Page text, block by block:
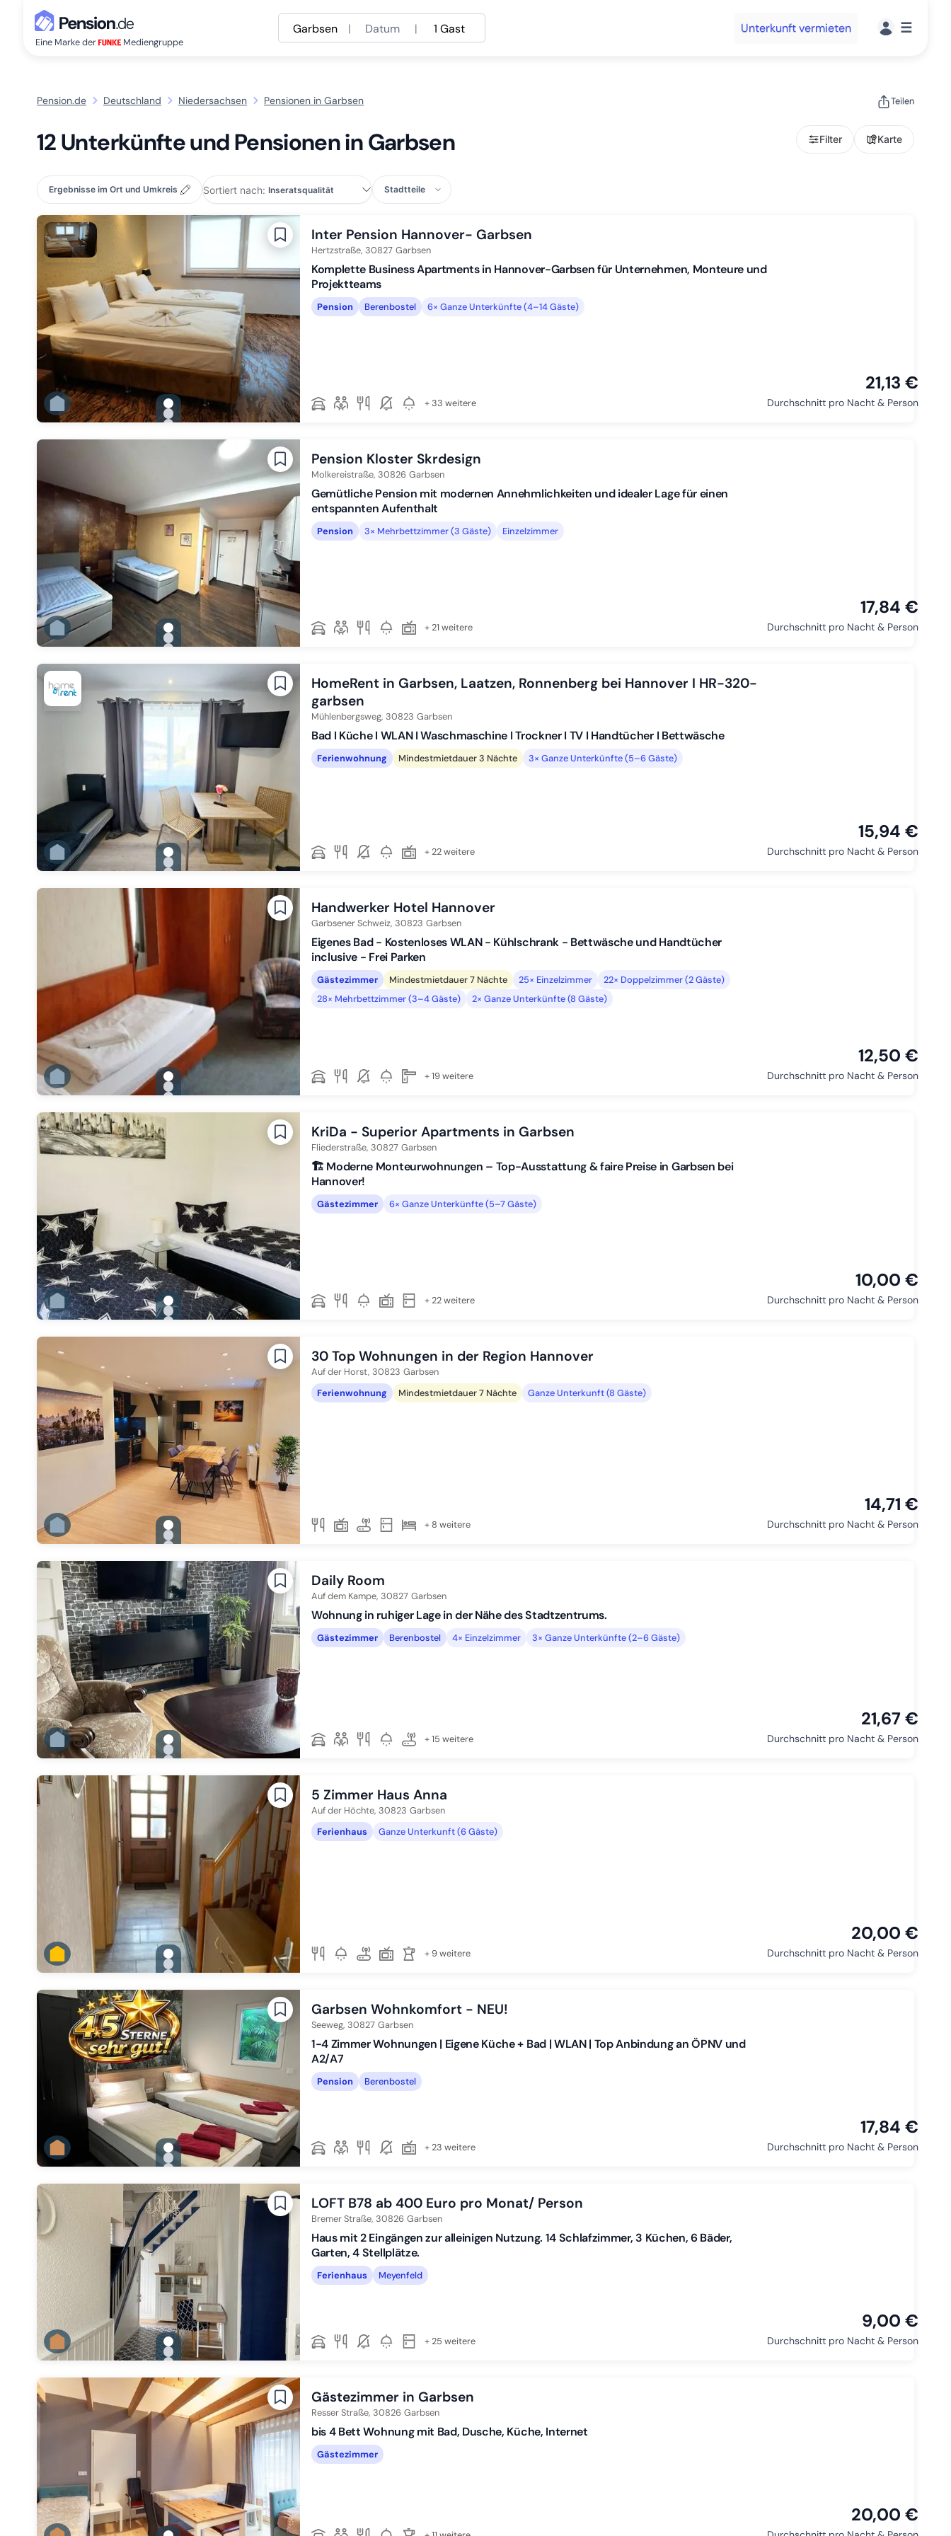
Eine Marke der Mediengruppe
Garbsen | Datum | 1 Gast Unterkunft vermieten ☰
Pension.de Deutschland Niedersachsen Pensionen in Garbsen Teilen
12 Unterkünfte und Pensionen in Garbsen Filter Karte
Ergebnisse im Ort und Umkreis Sortiert nach: Stadtteile
gallery.slide_selector
Zu Slide 1 wechseln
Zu Slide 2 wechseln
Zu Slide 4 wechseln
Zu Slide 5 wechseln
Zu Slide 6 wechseln
Inter Pension Hannover- Garbsen
Hertzstraße, 30827 Garbsen
Komplette Business Apartments in Hannover-Garbsen für Unternehmen, Monteure und
Projektteams
Pension Berenbostel 6× Ganze Unterkünfte (4–14 Gäste)
+ 33 weitere
21,13 €
Durchschnitt pro Nacht & Person
gallery.slide_selector
Zu Slide 1 wechseln
Zu Slide 2 wechseln
Zu Slide 5 wechseln
Zu Slide 6 wechseln
Pension Kloster Skrdesign
Molkereistraße, 30826 Garbsen
Gemütliche Pension mit modernen Annehmlichkeiten und idealer Lage für einen
entspannten Aufenthalt
Pension 3× Mehrbettzimmer (3 Gäste) Einzelzimmer
+ 21 weitere
17,84 €
Durchschnitt pro Nacht & Person
gallery.slide_selector
Zu Slide 1 wechseln
Zu Slide 2 wechseln
HomeRent in Garbsen, Laatzen, Ronnenberg bei Hannover I HR-320-
garbsen
Mühlenbergsweg, 30823 Garbsen
Bad I Küche I WLAN I Waschmaschine I Trockner I TV I Handtücher I Bettwäsche
Ferienwohnung Mindestmietdauer 3 Nächte 3× Ganze Unterkünfte (5–6 Gäste)
+ 22 weitere
15,94 €
Durchschnitt pro Nacht & Person
gallery.slide_selector
Zu Slide 1 wechseln
Zu Slide 2 wechseln
Handwerker Hotel Hannover
Garbsener Schweiz, 30823 Garbsen
Eigenes Bad - Kostenloses WLAN - Kühlschrank - Bettwäsche und Handtücher
inclusive - Frei Parken
Gästezimmer Mindestmietdauer 7 Nächte 25× Einzelzimmer
22× Doppelzimmer (2 Gäste)
28× Mehrbettzimmer (3–4 Gäste)
2× Ganze Unterkünfte (8 Gäste)
+ 19 weitere
12,50 €
Durchschnitt pro Nacht & Person
gallery.slide_selector
Zu Slide 1 wechseln
Zu Slide 2 wechseln
Zu Slide 5 wechseln
KriDa - Superior Apartments in Garbsen
Fliederstraße, 30827 Garbsen
🏗️ Moderne Monteurwohnungen – Top-Ausstattung & faire Preise in Garbsen bei
Hannover!
Gästezimmer 6× Ganze Unterkünfte (5–7 Gäste)
+ 22 weitere
10,00 €
Durchschnitt pro Nacht & Person
gallery.slide_selector
Zu Slide 1 wechseln
Zu Slide 2 wechseln
Zu Slide 4 wechseln
Zu Slide 5 wechseln
Zu Slide 6 wechseln
30 Top Wohnungen in der Region Hannover
Auf der Horst, 30823 Garbsen
Ferienwohnung
Mindestmietdauer 7 Nächte Ganze Unterkunft (8 Gäste)
+ 8 weitere
14,71 €
Durchschnitt pro Nacht & Person
gallery.slide_selector
Zu Slide 1 wechseln
Zu Slide 2 wechseln
Zu Slide 4 wechseln
Zu Slide 5 wechseln
Daily Room
Auf dem Kampe, 30827 Garbsen
Wohnung in ruhiger Lage in der Nähe des Stadtzentrums.
Gästezimmer Berenbostel 4× Einzelzimmer 3× Ganze Unterkünfte (2–6 Gäste)
+ 15 weitere
21,67 €
Durchschnitt pro Nacht & Person
gallery.slide_selector
Zu Slide 1 wechseln
Zu Slide 2 wechseln
Zu Slide 4 wechseln
Zu Slide 5 wechseln
5 Zimmer Haus Anna
Auf der Höchte, 30823 Garbsen
Ferienhaus
Ganze Unterkunft (6 Gäste)
+ 9 weitere
20,00 €
Durchschnitt pro Nacht & Person
gallery.slide_selector
Zu Slide 1 wechseln
Zu Slide 2 wechseln
Garbsen Wohnkomfort - NEU!
Seeweg, 30827 Garbsen
1-4 Zimmer Wohnungen | Eigene Küche + Bad | WLAN | Top Anbindung an ÖPNV und
A2/A7
Pension Berenbostel
+ 23 weitere
17,84 €
Durchschnitt pro Nacht & Person
gallery.slide_selector
Zu Slide 1 wechseln
Zu Slide 2 wechseln
LOFT B78 ab 400 Euro pro Monat/ Person
Bremer Straße, 30826 Garbsen
Haus mit 2 Eingängen zur alleinigen Nutzung. 14 Schlafzimmer, 3 Küchen, 6 Bäder,
Garten, 4 Stellplätze.
Ferienhaus Meyenfeld
+ 25 weitere
9,00 €
Durchschnitt pro Nacht & Person
Gästezimmer in Garbsen
Resser Straße, 30826 Garbsen
bis 4 Bett Wohnung mit Bad, Dusche, Küche, Internet
Gästezimmer
20,00 €